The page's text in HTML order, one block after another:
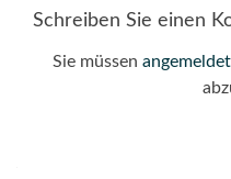
Schreiben Sie einen
Sie müssen angemeldet